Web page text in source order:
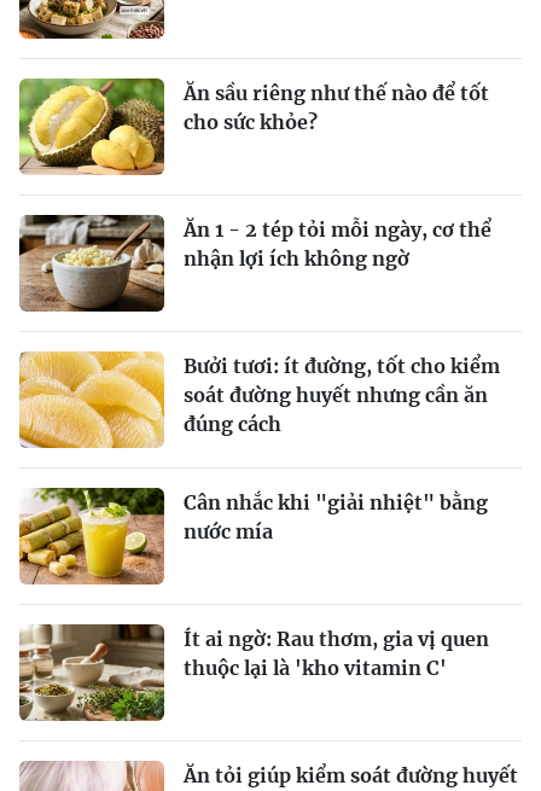
Ăn sầu riêng như thế nào để tốt
cho sức khỏe?
Ăn 1 - 2 tép tỏi mỗi ngày, cơ thể
nhận lợi ích không ngờ
Bưởi tươi: ít đường, tốt cho kiểm
soát đường huyết nhưng cần ăn
đúng cách
Cân nhắc khi "giải nhiệt" bằng
nước mía
Ít ai ngờ: Rau thơm, gia vị quen
thuộc lại là 'kho vitamin C'
Ăn tỏi giúp kiểm soát đường huyết